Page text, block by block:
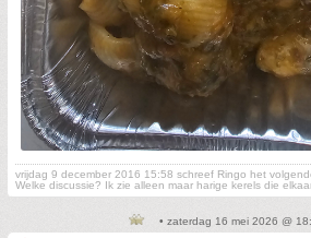
vrijdag 9 december 2016 15:58 schreef Ringo het
Welke discussie? Ik zie alleen maar harige kerels die
• zaterdag 16 mei 2026 @